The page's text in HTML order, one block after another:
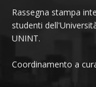
Rassegna stampa
studenti
UNINT.
Coordinamento a